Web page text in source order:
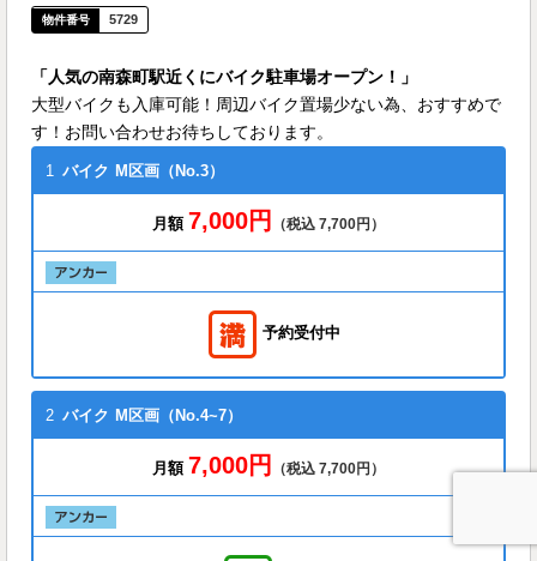
5729
「人気の南森町駅近くにバイク駐車場オープン！」
大型バイクも入庫可能！周辺バイク置場少ない為、おすすめで
す！お問い合わせお待ちしております。
1 バイク M区画（No.3）
月額 7,000円 （税込 7,700円）
予約受付中
2 バイク M区画（No.4~7）
月額 7,000円 （税込 7,700円）